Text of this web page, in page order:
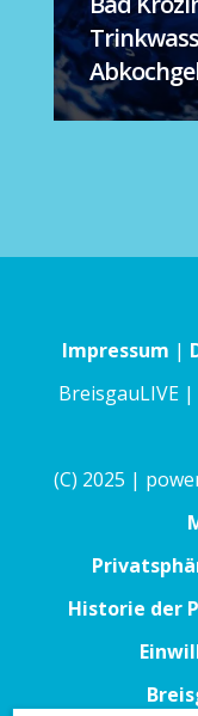
Impressum |
BreisgauLIVE
(C) 2025 |
Historie der